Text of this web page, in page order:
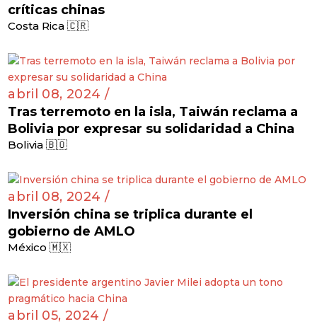
críticas chinas
Costa Rica 🇨🇷
abril 08, 2024 /
Tras terremoto en la isla, Taiwán reclama a
Bolivia por expresar su solidaridad a China
Bolivia 🇧🇴
abril 08, 2024 /
Inversión china se triplica durante el
gobierno de AMLO
México 🇲🇽
abril 05, 2024 /